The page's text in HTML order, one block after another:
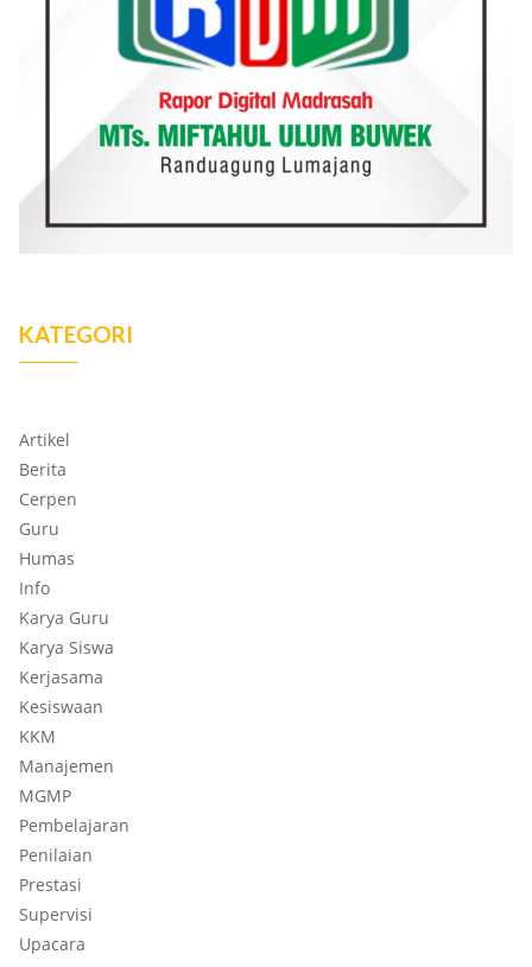
KATEGORI
Artikel
Berita
Cerpen
Guru
Humas
Info
Karya Guru
Karya Siswa
Kerjasama
Kesiswaan
KKM
Manajemen
MGMP
Pembelajaran
Penilaian
Prestasi
Supervisi
Upacara